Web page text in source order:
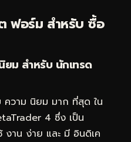
ฟอร์ม สำหรับ ซื้อ
ม สำหรับ นักเทรด
วาม นิยม มาก ที่สุด ใน
4 ซึ่ง เป็น
งาน ง่าย และ มี อินดิเค